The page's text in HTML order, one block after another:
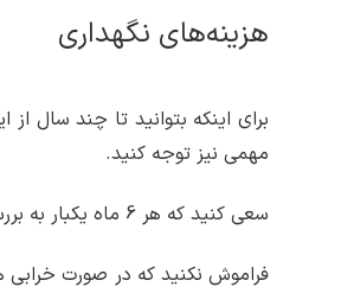
هزینه‌های نگهداری
برای اینکه بتوانید تا چند سال
مهمی نیز توجه کنید.
سعی کنید که هر 6 ماه یکبار به بررسی سنسورها اقدام کنید، کالیبراسیون هر سال باید انجام شود؛ به‌روزرسانی نرم‌افزار نیز باید به طور معمول در هر دو سال انجام شود.
فراموش نکنید که در صورت خرابی